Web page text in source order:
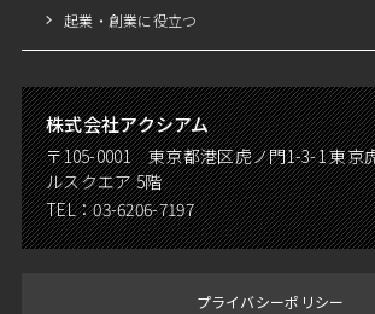
起業・創業に役立つ
株式会社アクシアム
〒105-0001 東京都港区虎ノ門1-3-1 東京
ルスクエア 5階
TEL：03-6206-7197
プライバシーポリシー